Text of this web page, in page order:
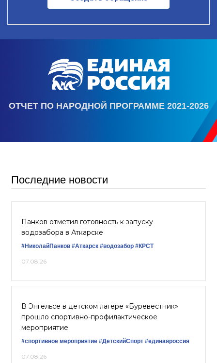
ОТЧЕТ ПО НАРОДНОЙ ПРОГРАММЕ 2021-2026
Последние новости
Панков отметил готовность к запуску
водозабора в Аткарске
#НиколайПанков #Аткарск #водозабор #КРСТ
07.08.26
В Энгельсе в детском лагере «Буревестник»
прошло спортивно-профилактическое
мероприятие
#спортивное мероприятие #ДетскийСпорт #единаяроссия
07.08.26